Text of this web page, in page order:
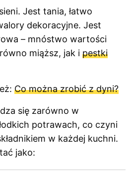
Jest tania, łatwo
dekoracyjne. Jest
– mnóstwo wartości
miąższ, jak ipestki
Co można zrobić z dyni?
się zarówno w
potrawach, co czyni
w każdej kuchni.
jako: